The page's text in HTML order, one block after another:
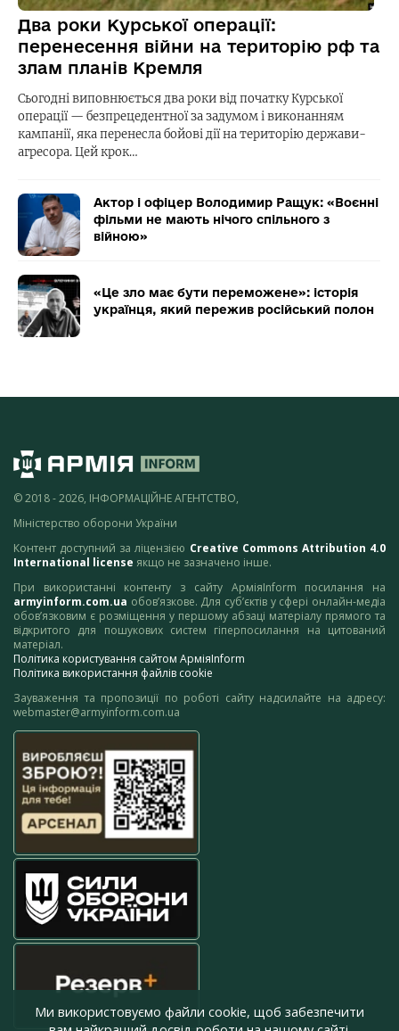
Два роки Курської операції:
перенесення війни на територію рф та
злам планів Кремля
Сьогодні виповнюється два роки від початку Курської
операції — безпрецедентної за задумом і виконанням
кампанії, яка перенесла бойові дії на територію держави-
агресора. Цей крок…
Актор і офіцер Володимир Ращук: «Воєнні
фільми не мають нічого спільного з
війною»
«Це зло має бути переможене»: історія
українця, який пережив російський полон
© 2018 - 2026, ІНФОРМАЦІЙНЕ АГЕНТСТВО,
Міністерство оборони України
Контент доступний за ліцензією Creative Commons Attribution 4.0
International license якщо не зазначено інше.
При використанні контенту з сайту АрміяInform посилання на
armyinform.com.ua обов’язкове. Для суб’єктів у сфері онлайн-медіа
обов’язковим є розміщення у першому абзаці матеріалу прямого та
відкритого для пошукових систем гіперпосилання на цитований
матеріал.
Політика користування сайтом АрміяInform
Політика використання файлів cookie
Зауваження та пропозиції по роботі сайту надсилайте на адресу:
webmaster@armyinform.com.ua
Ми використовуємо файли cookie, щоб забезпечити